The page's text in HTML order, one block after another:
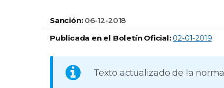
Sanción: 06-12-2018
Publicada en el Boletín Oficial: 02-01-2019
Texto actualizado de la norma